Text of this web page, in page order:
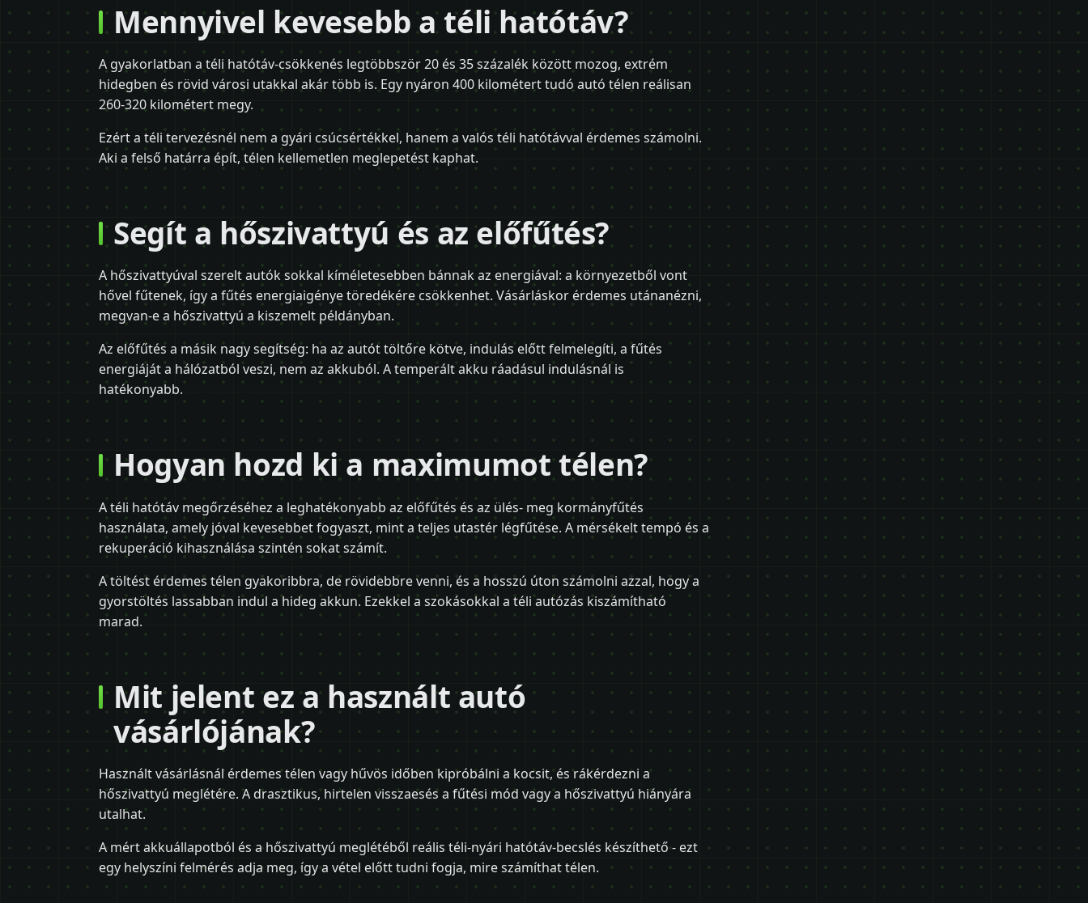
Mennyivel kevesebb a téli hatótáv?
A gyakorlatban a téli hatótáv-csökkenés legtöbbször 20 és 35 százalék között mozog, extrém
hidegben és rövid városi utakkal akár több is. Egy nyáron 400 kilométert tudó autó télen reálisan
260-320 kilométert megy.
Ezért a téli tervezésnél nem a gyári csúcsértékkel, hanem a valós téli hatótávval érdemes számolni.
Aki a felső határra épít, télen kellemetlen meglepetést kaphat.
Segít a hőszivattyú és az előfűtés?
A hőszivattyúval szerelt autók sokkal kíméletesebben bánnak az energiával: a környezetből vont
hővel fűtenek, így a fűtés energiaigénye töredékére csökkenhet. Vásárláskor érdemes utánanézni,
megvan-e a hőszivattyú a kiszemelt példányban.
Az előfűtés a másik nagy segítség: ha az autót töltőre kötve, indulás előtt felmelegíti, a fűtés
energiáját a hálózatból veszi, nem az akkuból. A temperált akku ráadásul indulásnál is
hatékonyabb.
Hogyan hozd ki a maximumot télen?
A téli hatótáv megőrzéséhez a leghatékonyabb az előfűtés és az ülés- meg kormányfűtés
használata, amely jóval kevesebbet fogyaszt, mint a teljes utastér légfűtése. A mérsékelt tempó és a
rekuperáció kihasználása szintén sokat számít.
A töltést érdemes télen gyakoribbra, de rövidebbre venni, és a hosszú úton számolni azzal, hogy a
gyorstöltés lassabban indul a hideg akkun. Ezekkel a szokásokkal a téli autózás kiszámítható
marad.
Mit jelent ez a használt autó
vásárlójának?
Használt vásárlásnál érdemes télen vagy hűvös időben kipróbálni a kocsit, és rákérdezni a
hőszivattyú meglétére. A drasztikus, hirtelen visszaesés a fűtési mód vagy a hőszivattyú hiányára
utalhat.
A mért akkuállapotból és a hőszivattyú meglétéből reális téli-nyári hatótáv-becslés készíthető - ezt
egy helyszíni felmérés adja meg, így a vétel előtt tudni fogja, mire számíthat télen.